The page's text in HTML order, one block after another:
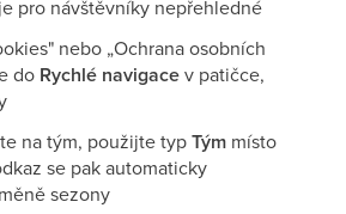
pro návštěvníky nepřehledné
nebo „Ochrana osobních
do Rychlé navigacev patičce,
na tým, použijte typTým místo
se pak automaticky
sezony